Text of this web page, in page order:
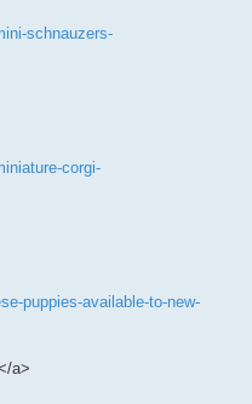
schnauzers-
corgi-
puppies-available-to-new-
a>